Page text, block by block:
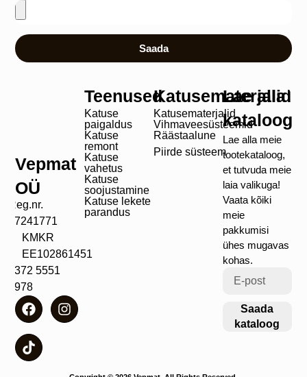
Saada
Vepmat
OÜ
Reg.nr.
17241771
KMKR
EE102861451
+372 5551
4978
Teenused
Katuse
paigaldus
Katuse
remont
Katuse
vahetus
Katuse
soojustamine
Katuse lekete
parandus
Katusematerjalid
Katusematerjalid
Vihmaveesüsteemid
Räästaalune
Piirde süsteem
Lae alla
kataloog
Lae alla meie
tootekataloog,
et tutvuda meie
laia valikuga!
Vaata kõiki
meie
pakkumisi
ühes mugavas
kohas.
Saada
kataloog